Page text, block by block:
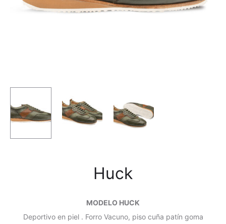
Huck
MODELO HUCK
Deportivo en piel . Forro Vacuno, piso cuña patín goma